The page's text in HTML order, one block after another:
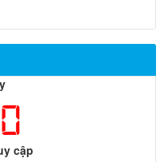
cập